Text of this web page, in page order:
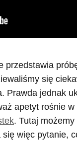
przedstawia
się
Prawda jednak
apetyt rośnie
. Tutaj
więc pytanie,